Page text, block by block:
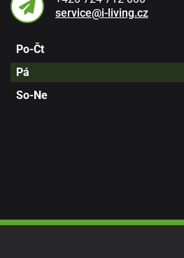
service@i-living.cz
Po-Čt
Pá
So-Ne